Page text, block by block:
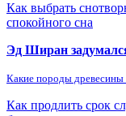
Как выбрать
спокойного сна
Эд Ширан
Какие породы древесины
Как продлить срок